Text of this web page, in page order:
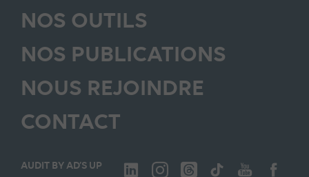
NOS OUTILS
NOS PUBLICATIONS
NOUS REJOINDRE
CONTACT
AUDIT BY AD’S UP